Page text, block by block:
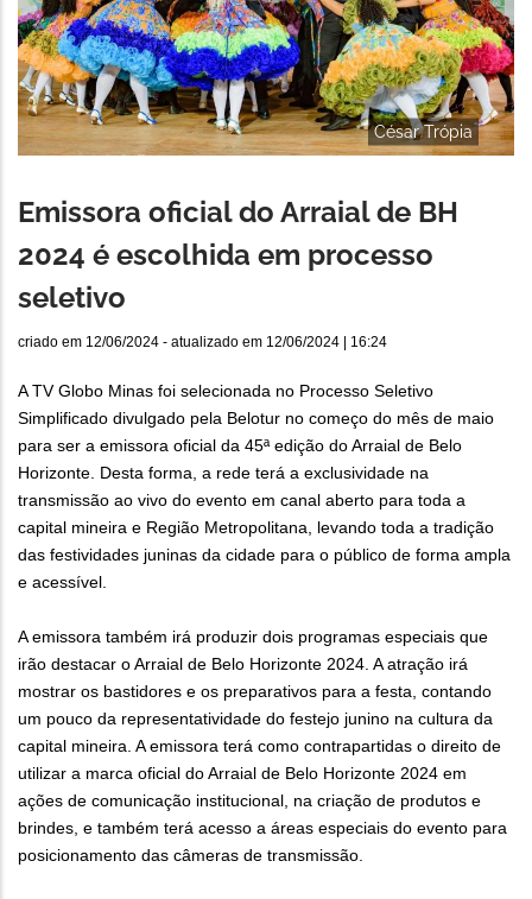
César Trópia
Emissora oficial do Arraial de BH
2024 é escolhida em processo
seletivo
criado em 12/06/2024 - atualizado em 12/06/2024 | 16:24
A TV Globo Minas foi selecionada no Processo Seletivo
Simplificado divulgado pela Belotur no começo do mês de maio
para ser a emissora oficial da 45ª edição do Arraial de Belo
Horizonte. Desta forma, a rede terá a exclusividade na
transmissão ao vivo do evento em canal aberto para toda a
capital mineira e Região Metropolitana, levando toda a tradição
das festividades juninas da cidade para o público de forma ampla
e acessível.
A emissora também irá produzir dois programas especiais que
irão destacar o Arraial de Belo Horizonte 2024. A atração irá
mostrar os bastidores e os preparativos para a festa, contando
um pouco da representatividade do festejo junino na cultura da
capital mineira. A emissora terá como contrapartidas o direito de
utilizar a marca oficial do Arraial de Belo Horizonte 2024 em
ações de comunicação institucional, na criação de produtos e
brindes, e também terá acesso a áreas especiais do evento para
posicionamento das câmeras de transmissão.